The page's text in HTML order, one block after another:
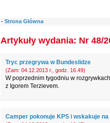
- Strona Główna
Artykuły wydania: Nr 48/
Tryc przegrywa w Bundeslidze
(Zam: 04.12.2013 r., godz. 16.49)
W poprzednim tygodniu w
z Igorem Terzievem.
Camper pokonuje KPS i wskakuje